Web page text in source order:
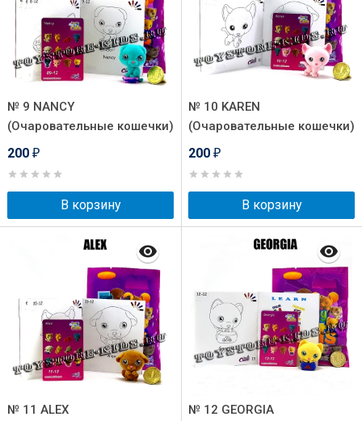
№ 9 NANCY
(Очаровательные кошечки)
200 ₽
В корзину
№ 10 KAREN
(Очаровательные кошечки)
200 ₽
В корзину
№ 11 ALEX
№ 12 GEORGIA